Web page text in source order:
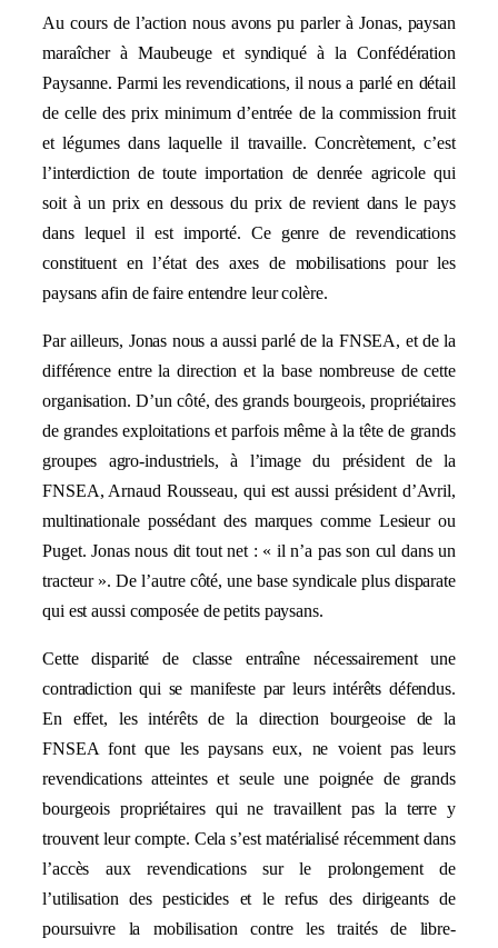
Au cours de l’action nous avons pu parler à Jonas, paysan
maraîcher à Maubeuge et syndiqué à la Confédération
Paysanne. Parmi les revendications, il nous a parlé en détail
de celle des prix minimum d’entrée de la commission fruit
et légumes dans laquelle il travaille. Concrètement, c’est
l’interdiction de toute importation de denrée agricole qui
soit à un prix en dessous du prix de revient dans le pays
dans lequel il est importé. Ce genre de revendications
constituent en l’état des axes de mobilisations pour les
paysans afin de faire entendre leur colère.
Par ailleurs, Jonas nous a aussi parlé de la FNSEA, et de la
différence entre la direction et la base nombreuse de cette
organisation. D’un côté, des grands bourgeois, propriétaires
de grandes exploitations et parfois même à la tête de grands
groupes agro-industriels, à l’image du président de la
FNSEA, Arnaud Rousseau, qui est aussi président d’Avril,
multinationale possédant des marques comme Lesieur ou
Puget. Jonas nous dit tout net : « il n’a pas son cul dans un
tracteur ». De l’autre côté, une base syndicale plus disparate
qui est aussi composée de petits paysans.
Cette disparité de classe entraîne nécessairement une
contradiction qui se manifeste par leurs intérêts défendus.
En effet, les intérêts de la direction bourgeoise de la
FNSEA font que les paysans eux, ne voient pas leurs
revendications atteintes et seule une poignée de grands
bourgeois propriétaires qui ne travaillent pas la terre y
trouvent leur compte. Cela s’est matérialisé récemment dans
l’accès aux revendications sur le prolongement de
l’utilisation des pesticides et le refus des dirigeants de
poursuivre la mobilisation contre les traités de libre-